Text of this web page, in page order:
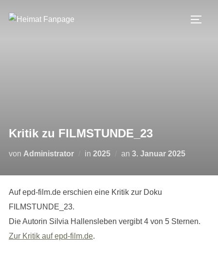
Inhalt
Kritik zu FILMSTUNDE_23
von Administrator in 2025 an Veröffentlicht
3. Januar 2025
Auf epd-film.de erschien eine Kritik zur Doku
FILMSTUNDE_23.
Die Autorin Silvia Hallensleben vergibt 4 von 5 Sternen.
Zur Kritik auf epd-film.de.